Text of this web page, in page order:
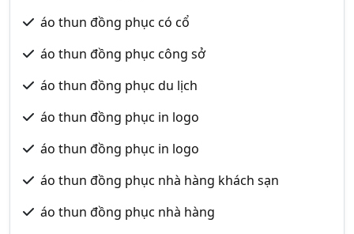
áo thun đồng phục có cổ
áo thun đồng phục công sở
áo thun đồng phục du lịch
áo thun đồng phục in logo
áo thun đồng phục in logo
áo thun đồng phục nhà hàng khách sạn
áo thun đồng phục nhà hàng